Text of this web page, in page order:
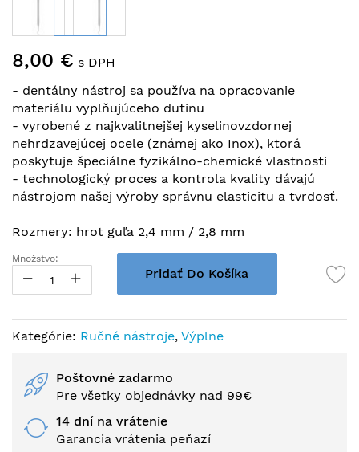
na
galérie
obrázkov
8,00 € s DPH
- dentálny nástroj sa používa na opracovanie
materiálu vyplňujúceho dutinu
- vyrobené z najkvalitnejšej kyselinovzdornej
nehrdzavejúcej ocele (známej ako Inox), ktorá
poskytuje špeciálne fyzikálno-chemické vlastnosti
- technologický proces a kontrola kvality dávajú
nástrojom našej výroby správnu elasticitu a tvrdosť.
Rozmery: hrot guľa 2,4 mm / 2,8 mm
Množstvo:
Pridať Do Košíka
Kategórie: Ručné nástroje, Výplne
Poštovné zadarmo
Pre všetky objednávky nad 99€
14 dní na vrátenie
Garancia vrátenia peňazí